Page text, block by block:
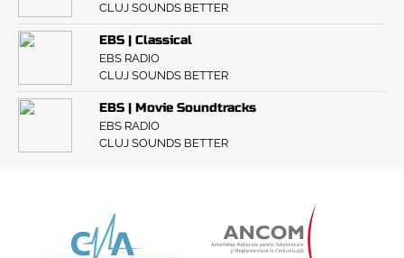
CLUJ SOUNDS BETTER
EBS | Classical
EBS RADIO
CLUJ SOUNDS BETTER
EBS | Movie Soundtracks
EBS RADIO
CLUJ SOUNDS BETTER